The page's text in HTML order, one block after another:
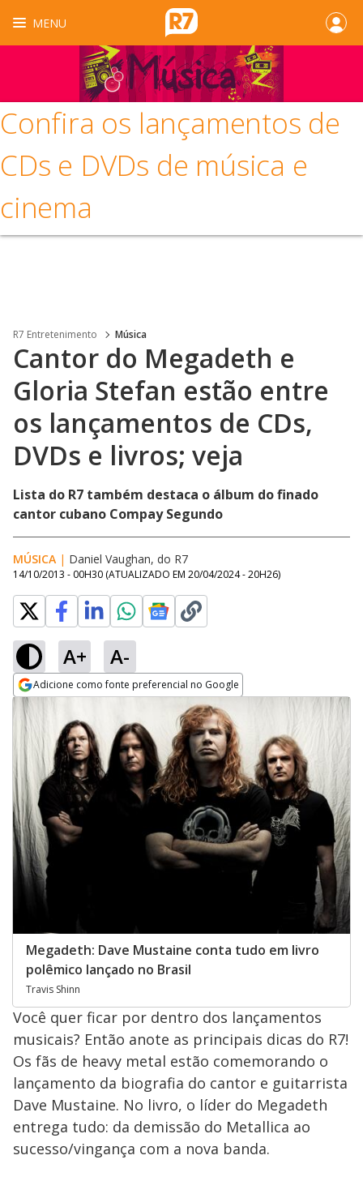
MENU
Confira os lançamentos de
CDs e DVDs de música e
cinema
R7 Entretenimento Música
Cantor do Megadeth e
Gloria Stefan estão entre
os lançamentos de CDs,
DVDs e livros; veja
Lista do R7 também destaca o álbum do finado
cantor cubano Compay Segundo
MÚSICA | Daniel Vaughan, do R7
14/10/2013 - 00H30 (ATUALIZADO EM 20/04/2024 - 20H26)
A+ A-
Adicione como fonte preferencial no Google
Opens in new window
Megadeth: Dave Mustaine conta tudo em livro
polêmico lançado no Brasil
Travis Shinn
Você quer ficar por dentro dos lançamentos
musicais? Então anote as principais dicas do R7!
Os fãs de heavy metal estão comemorando o
lançamento da biografia do cantor e guitarrista
Dave Mustaine. No livro, o líder do Megadeth
entrega tudo: da demissão do Metallica ao
sucesso/vingança com a nova banda.